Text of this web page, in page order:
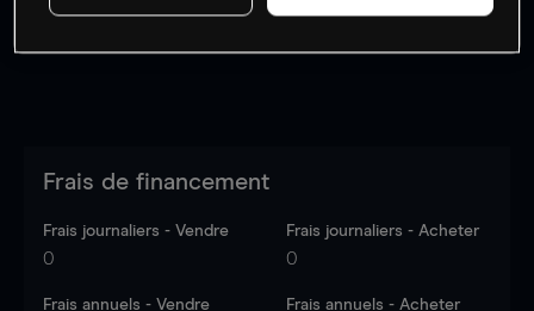
Frais de financement
Frais journaliers - Vendre
0
Frais journaliers - Acheter
0
Frais annuels - Vendre Frais annuels - Acheter